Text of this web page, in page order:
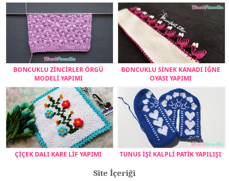
BONCUKLU ZİNCİRLER ÖRGÜ
MODELİ YAPIMI
BONCUKLU SİNEK KANADI İĞNE
OYASI YAPIMI
ÇİÇEK DALI KARE LİF YAPIMI TUNUS İŞİ KALPLİ PATİK YAPILIŞI
Site İçeriği